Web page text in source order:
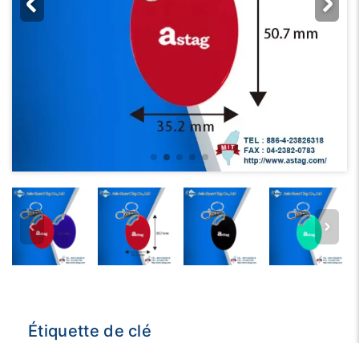
Étiquette de clé